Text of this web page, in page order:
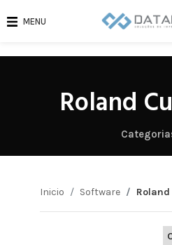
MENU
Roland
Inicio Software